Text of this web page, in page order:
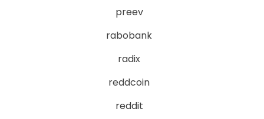
preev
rabobank
radix
reddcoin
reddit